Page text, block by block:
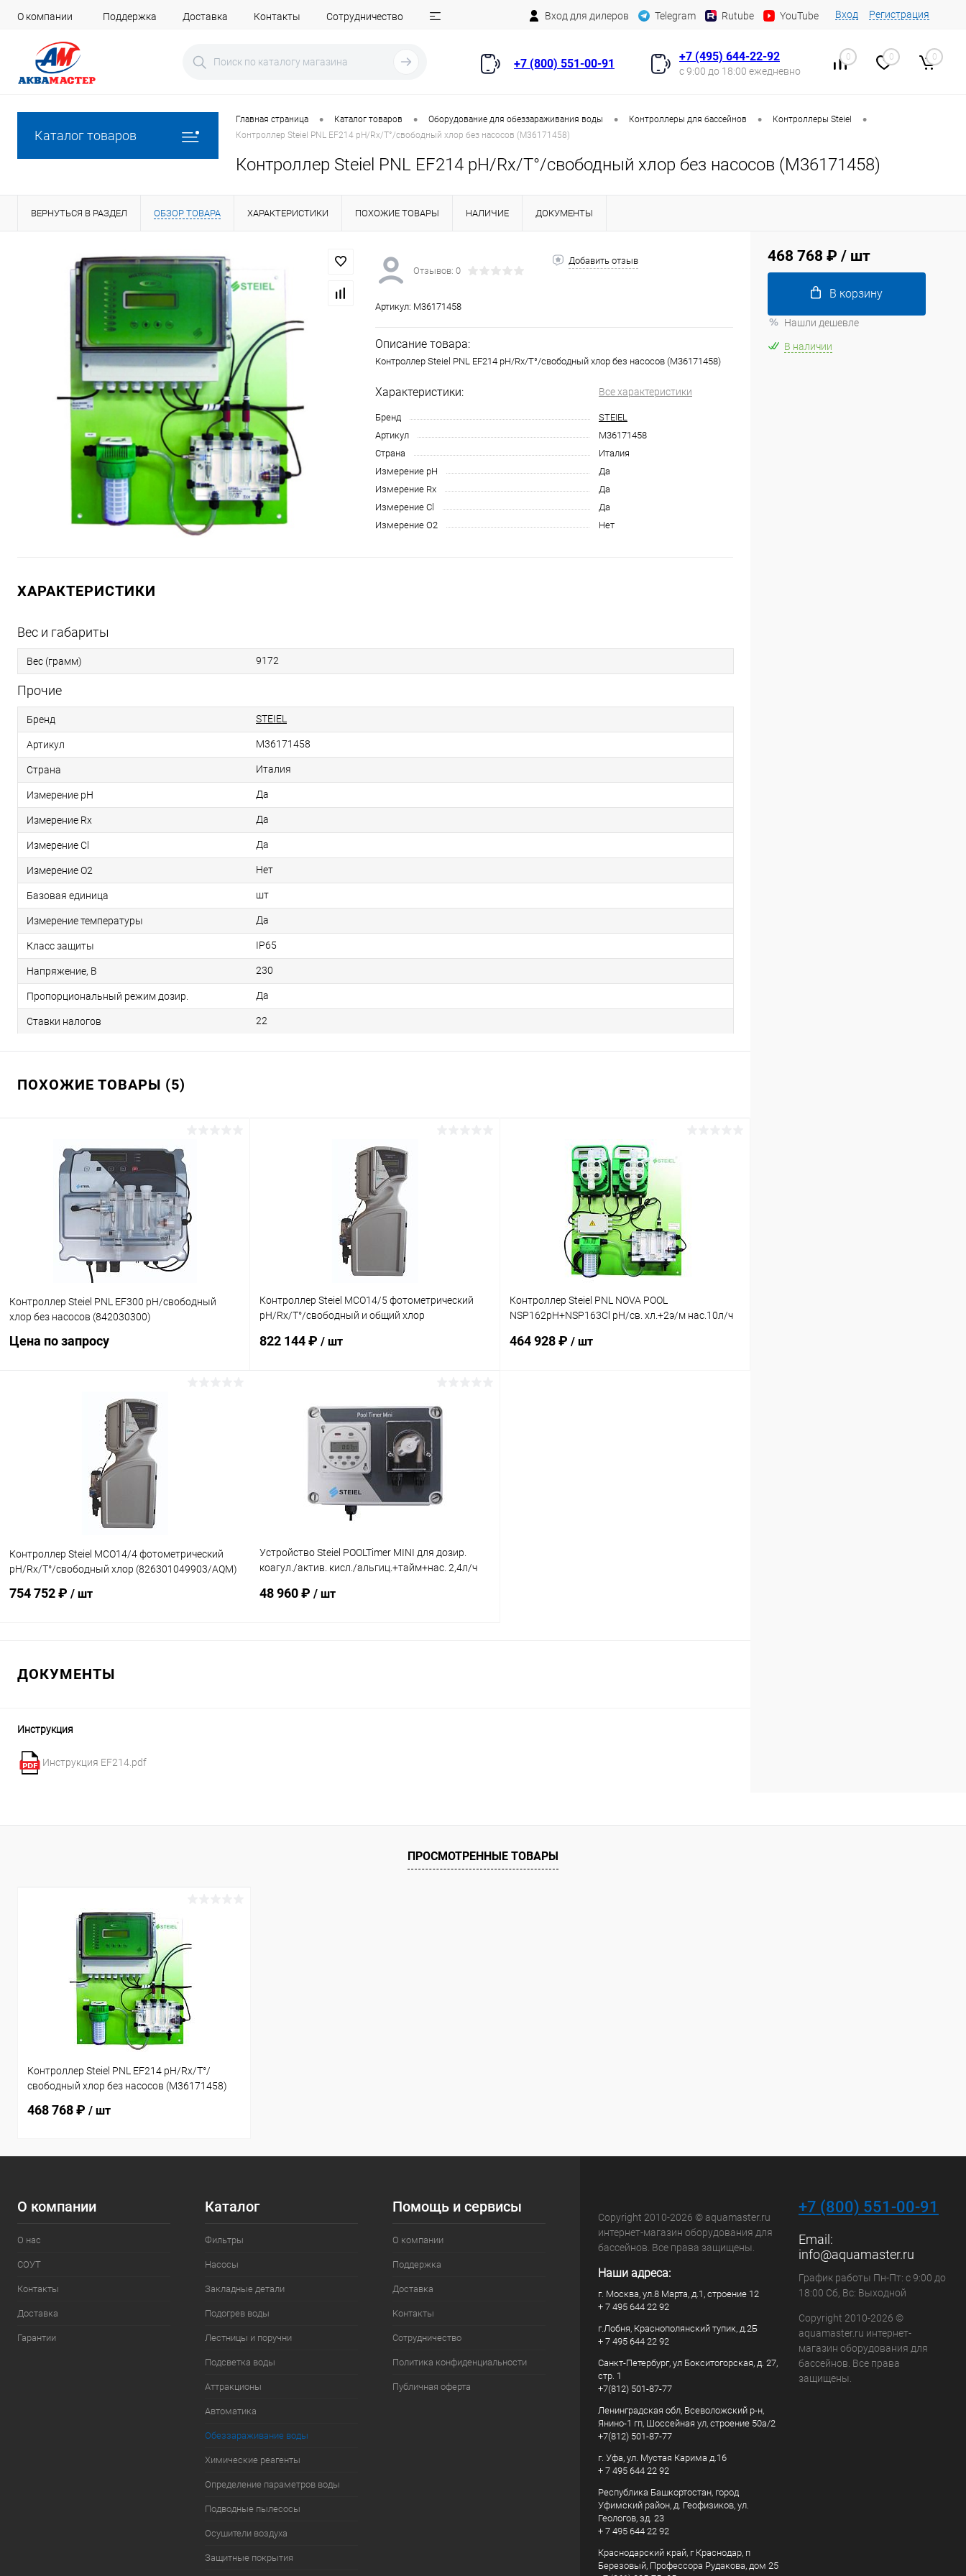
О компании Поддержка Доставка Контакты Сотрудничество Вход для дилеров Telegram Rutube YouTube Вход Регистрация
+7 (800) 551-00-91
+7 (495) 644-22-92
с 9:00 до 18:00 ежедневно
0 0 0
Каталог товаров
Главная страница • Каталог товаров • Оборудование для обеззараживания воды • Контроллеры для бассейнов • Контроллеры Steiel •
Контроллер Steiel PNL EF214 pH/Rx/T°/свободный хлор без насосов (M36171458)
Контроллер Steiel PNL EF214 pH/Rx/T°/свободный хлор без насосов (M36171458)
ВЕРНУТЬСЯ В РАЗДЕЛ ОБЗОР ТОВАРА ХАРАКТЕРИСТИКИ ПОХОЖИЕ ТОВАРЫ НАЛИЧИЕ ДОКУМЕНТЫ
Отзывов: 0
Добавить отзыв
Артикул: M36171458
Описание товара:
Контроллер Steiel PNL EF214 pH/Rx/T°/свободный хлор без насосов (M36171458)
Характеристики: Все характеристики
Бренд
STEIEL
Артикул
M36171458
Страна
Италия
Измерение pH
Да
Измерение Rx
Да
Измерение Cl
Да
Измерение O2
Нет
ХАРАКТЕРИСТИКИ
Вес и габариты
Вес (грамм) 9172
Прочие
Бренд STEIEL
Артикул M36171458
Страна Италия
Измерение pH Да
Измерение Rx Да
Измерение Cl Да
Измерение O2 Нет
Базовая единица шт
Измерение температуры Да
Класс защиты IP65
Напряжение, В 230
Пропорциональный режим дозир. Да
Ставки налогов 22
ПОХОЖИЕ ТОВАРЫ (5)
Контроллер Steiel PNL EF300 pH/свободный
хлор без насосов (842030300)
Цена по запросу
Запросить цену
Под заказ
Контроллер Steiel MCO14/5 фотометрический
pH/Rx/T°/свободный и общий хлор
822 144 ₽ / шт
В избранное
К сравнению В наличии
Контроллер Steiel PNL NOVA POOL
NSP162pH+NSP163Cl pH/св. хл.+2э/м нас.10л/ч
464 928 ₽ / шт
Контроллер Steiel MCO14/4 фотометрический
pH/Rx/T°/свободный хлор (826301049903/AQM)
754 752 ₽ / шт
Устройство Steiel POOLTimer MINI для дозир.
коагул./актив. кисл./альгиц.+тайм+нас. 2,4л/ч
48 960 ₽ / шт
ДОКУМЕНТЫ
Инструкция
Инструкция EF214.pdf
468 768 ₽ / шт
В корзину
Нашли дешевле
В наличии
ПРОСМОТРЕННЫЕ ТОВАРЫ
Контроллер Steiel PNL EF214 pH/Rx/T°/
свободный хлор без насосов (M36171458)
468 768 ₽ / шт
О компании
О нас
СОУТ
Контакты
Доставка
Гарантии
Каталог
Фильтры
Насосы
Закладные детали
Подогрев воды
Лестницы и поручни
Подсветка воды
Аттракционы
Автоматика
Обеззараживание воды
Химические реагенты
Определение параметров воды
Подводные пылесосы
Осушители воздуха
Защитные покрытия
Помощь и сервисы
О компании
Поддержка
Доставка
Контакты
Сотрудничество
Политика конфиденциальности
Публичная оферта
Copyright 2010-2026 © aquamaster.ru
интернет-магазин оборудования для
бассейнов. Все права защищены.
Наши адреса:
г. Москва, ул.8 Марта, д.1, строение 12
+ 7 495 644 22 92
г.Лобня, Краснополянский тупик, д.2Б
+ 7 495 644 22 92
Санкт-Петербург, ул Бокситогорская, д. 27,
стр. 1
+7(812) 501-87-77
Ленинградская обл, Всеволожский р-н,
Янино-1 гп, Шоссейная ул, строение 50а/2
+7(812) 501-87-77
г. Уфа, ул. Мустая Карима д.16
+ 7 495 644 22 92
Республика Башкортостан, город
Уфимский район, д. Геофизиков, ул.
Геологов, зд. 23
+ 7 495 644 22 92
Краснодарский край, г Краснодар, п
Березовый, Профессора Рудакова, дом 25
+7 (800) 551-00-91
Email:
info@aquamaster.ru
График работы Пн-Пт: с 9:00 до
18:00 Сб, Вс: Выходной
Copyright 2010-2026 ©
aquamaster.ru интернет-
магазин оборудования для
бассейнов. Все права
защищены.